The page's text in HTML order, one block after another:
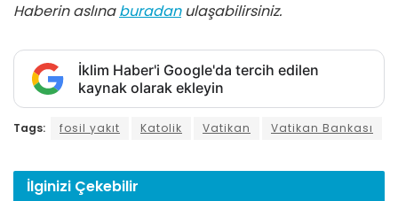
Haberin aslınaburadanulaşabilirsiniz.
İklim Haber'i Google'da tercih edilen
kaynak olarak ekleyin
Tags: fosil yakıt Katolik Vatikan Vatikan Bankası
İlginizi Çekebilir